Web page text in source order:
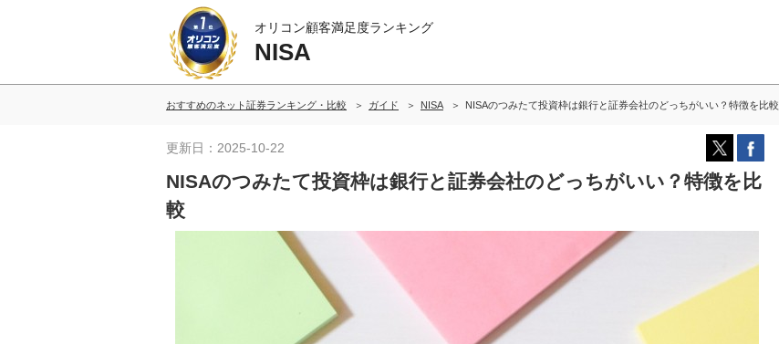
オリコン顧客満足度ランキング
NISA
おすすめのネット証券ランキング・比較 ガイド NISA NISAのつみたて投資枠は銀行と証券会社のどっちがいい？特徴を比較
更新日：2025-10-22
NISAのつみたて投資枠は銀行と証券会社のどっちがいい？特徴を比
較